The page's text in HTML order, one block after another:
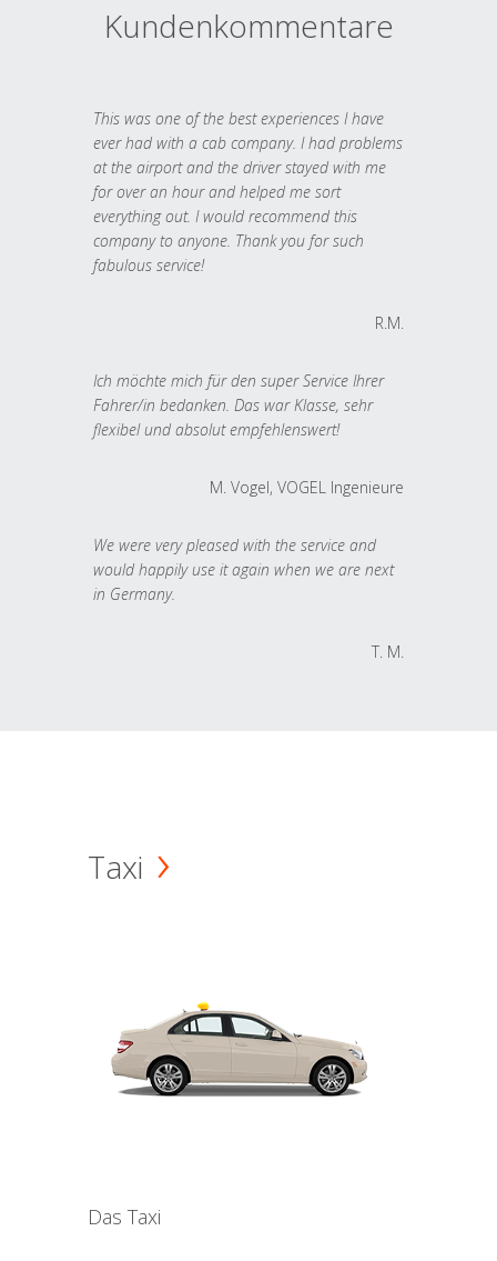
Kundenkommentare
This was one of the best experiences I have
ever had with a cab company. I had problems
at the airport and the driver stayed with me
for over an hour and helped me sort
everything out. I would recommend this
company to anyone. Thank you for such
fabulous service!
R.M.
Ich möchte mich für den super Service Ihrer
Fahrer/in bedanken. Das war Klasse, sehr
flexibel und absolut empfehlenswert!
M. Vogel, VOGEL Ingenieure
We were very pleased with the service and
would happily use it again when we are next
in Germany.
T. M.
Taxi
Das Taxi